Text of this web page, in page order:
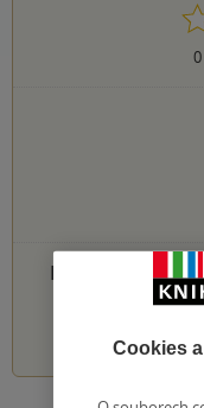
0
PŘIDEJTE SVÉ
Cookies